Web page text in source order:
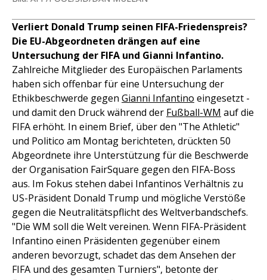
Verliert Donald Trump seinen FIFA-Friedenspreis?
Die EU-Abgeordneten drängen auf eine
Untersuchung der FIFA und Gianni Infantino.
Zahlreiche Mitglieder des Europäischen Parlaments
haben sich offenbar für eine Untersuchung der
Ethikbeschwerde gegen Gianni Infantino eingesetzt -
und damit den Druck während der Fußball-WM auf die
FIFA erhöht. In einem Brief, über den "The Athletic"
und Politico am Montag berichteten, drückten 50
Abgeordnete ihre Unterstützung für die Beschwerde
der Organisation FairSquare gegen den FIFA-Boss
aus. Im Fokus stehen dabei Infantinos Verhältnis zu
US-Präsident Donald Trump und mögliche Verstöße
gegen die Neutralitätspflicht des Weltverbandschefs.
"Die WM soll die Welt vereinen. Wenn FIFA-Präsident
Infantino einen Präsidenten gegenüber einem
anderen bevorzugt, schadet das dem Ansehen der
FIFA und des gesamten Turniers", betonte der